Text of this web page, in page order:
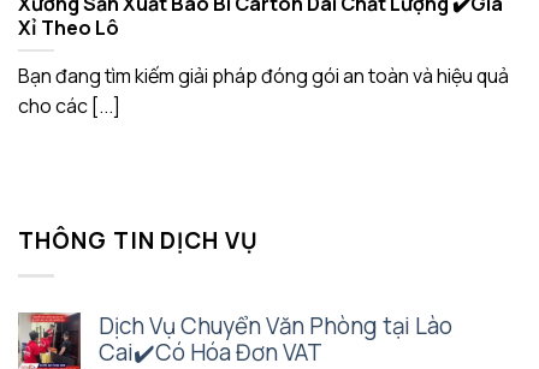
THÔNG TIN DỊCH VỤ
Dịch Vụ Chuyển Văn Phòng tại Lào
Cai✔️Có Hóa Đơn VAT
Xỉ Theo Lô
Bạn đang tìm kiếm giải pháp đóng gói an toàn và hiệu quả
cho các [...]